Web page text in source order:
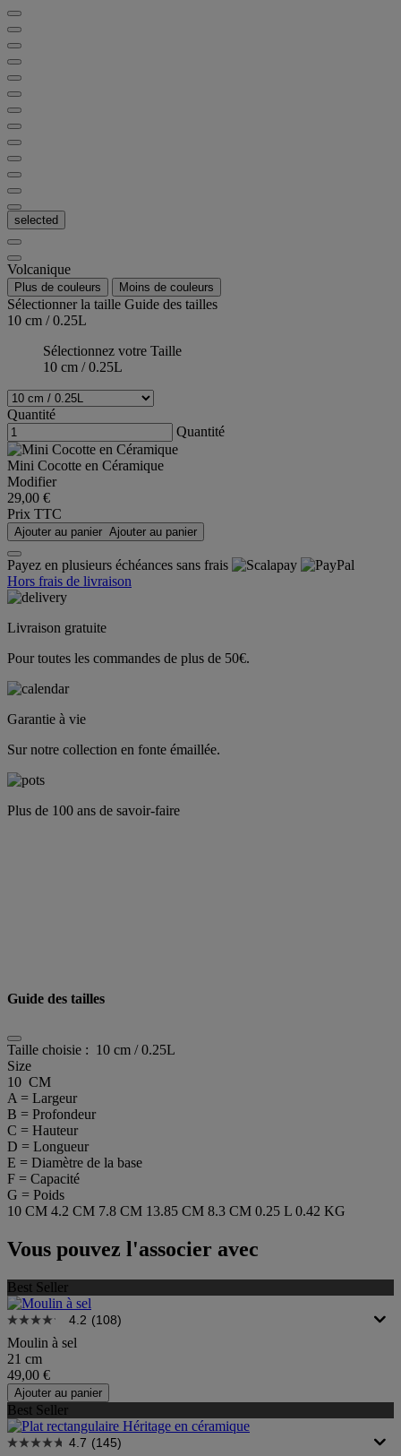
selected
Volcanique
Plus de couleurs Moins de couleurs
Sélectionner la taille Guide des tailles
10 cm / 0.25L
Sélectionnez votre Taille
10 cm / 0.25L
Quantité
Quantité
Mini Cocotte en Céramique
Modifier
29,00 €
Prix TTC
Ajouter au panier Ajouter au panier
Payez en plusieurs échéances sans frais
Hors frais de livraison
Livraison gratuite
Pour toutes les commandes de plus de 50€.
Garantie à vie
Sur notre collection en fonte émaillée.
Plus de 100 ans de savoir-faire
Guide des tailles
Taille choisie : 10 cm / 0.25L
Size
10 CM
A = Largeur
B = Profondeur
C = Hauteur
D = Longueur
E = Diamètre de la base
F = Capacité
G = Poids
10 CM 4.2 CM 7.8 CM 13.85 CM 8.3 CM 0.25 L 0.42 KG
Vous pouvez l'associer avec
Best Seller
4.2 (108)
Moulin à sel
21 cm
49,00 €
Ajouter au panier
Best Seller
4.7 (145)